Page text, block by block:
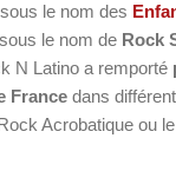
le nom des
le nom de Rock
N Latino a remporté
France dans
Acrobatique ou